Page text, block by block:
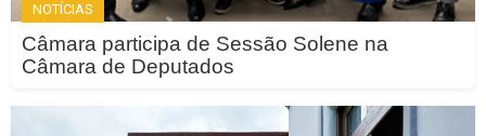
NOTÍCIAS
Câmara participa de Sessão Solene na
Câmara de Deputados